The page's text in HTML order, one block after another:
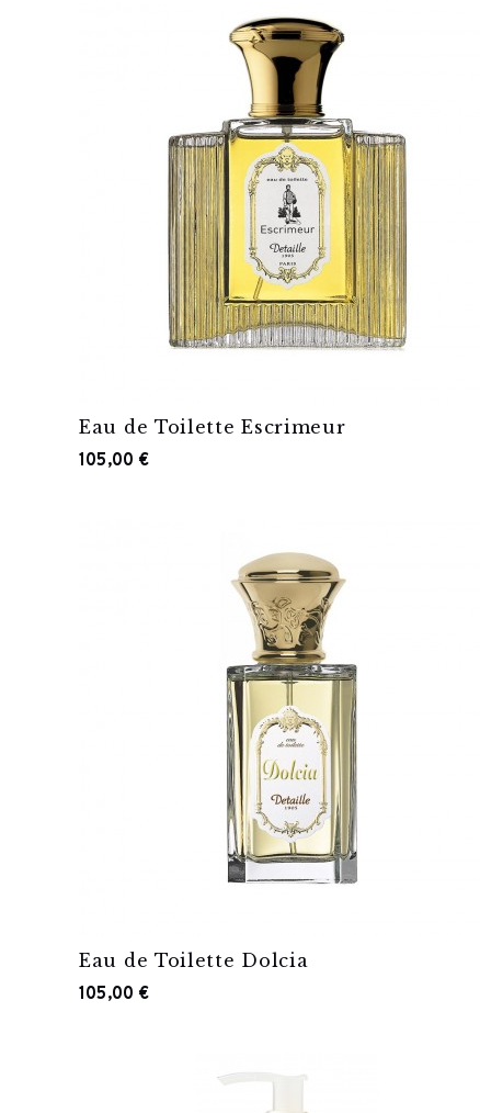
Eau de Toilette Escrimeur
105,00 €
Eau de Toilette Dolcia
105,00 €